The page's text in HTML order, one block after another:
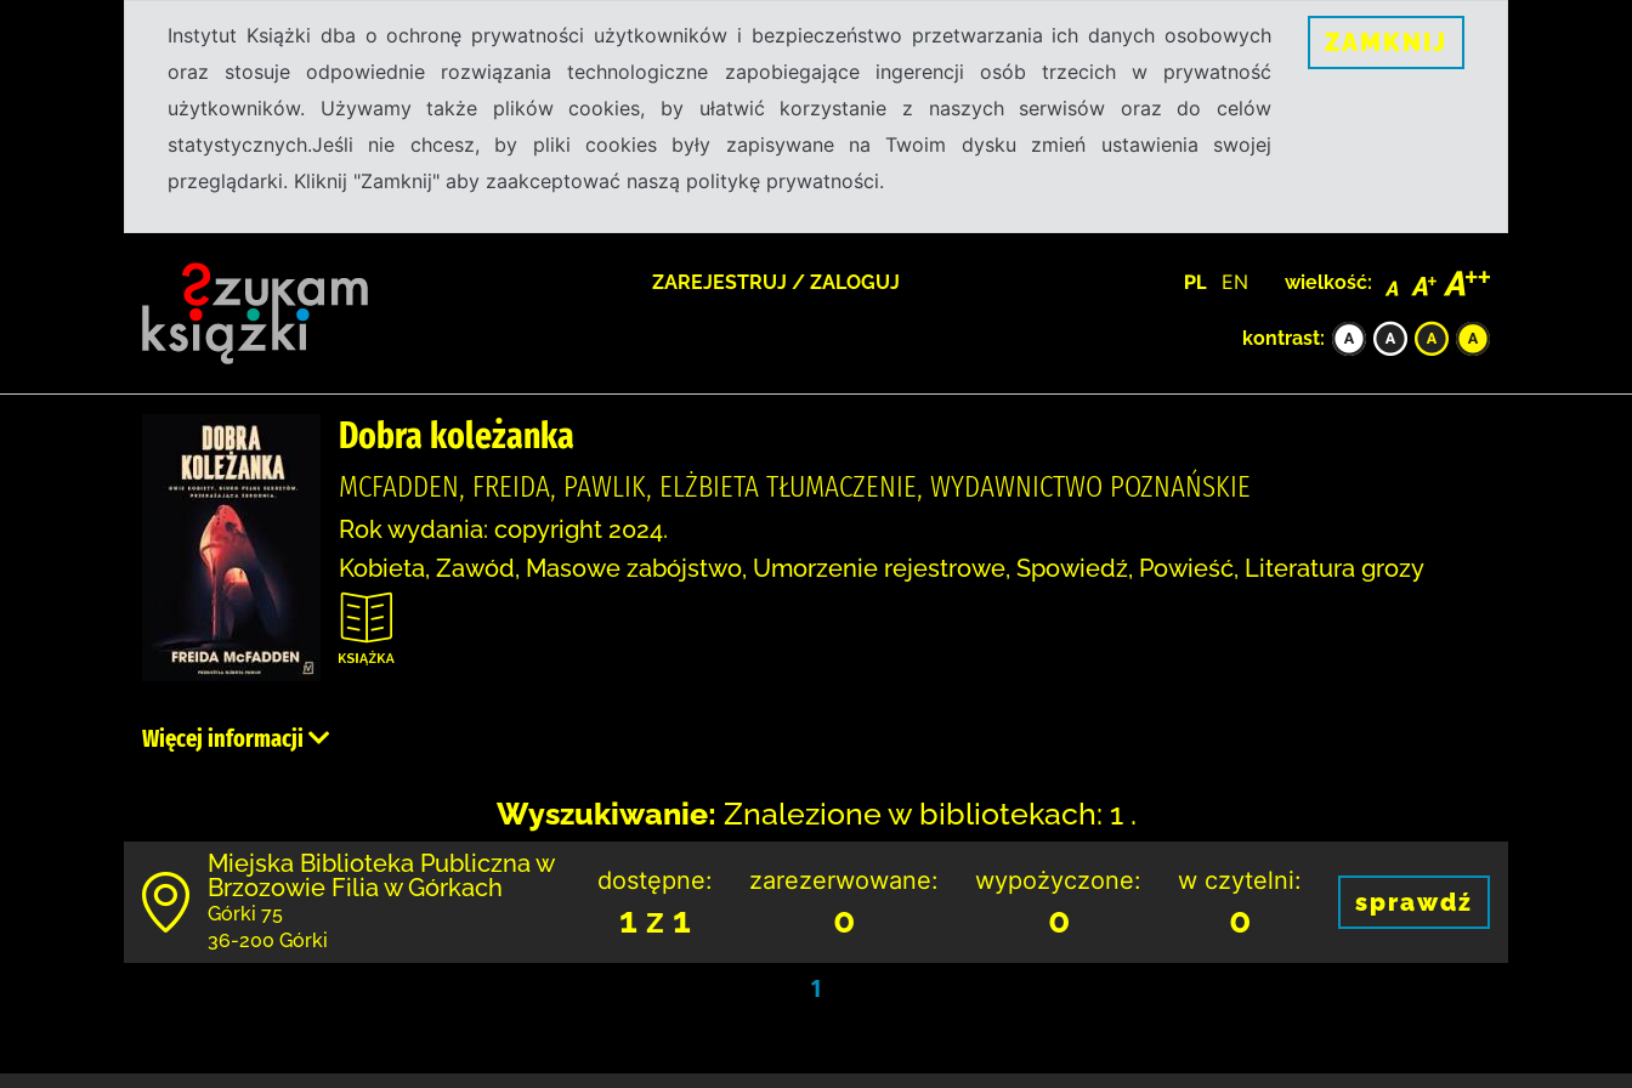
Instytut Książki dba o ochronę prywatności użytkowników i bezpieczeństwo przetwarzania ich danych osobowych
oraz stosuje odpowiednie rozwiązania technologiczne zapobiegające ingerencji osób trzecich w prywatność
użytkowników. Używamy także plików cookies, by ułatwić korzystanie z naszych serwisów oraz do celów
statystycznych.Jeśli nie chcesz, by pliki cookies były zapisywane na Twoim dysku zmień ustawienia swojej
przeglądarki. Kliknij "Zamknij" aby zaakceptować naszą politykę prywatności.
ZAMKNIJ
ZAREJESTRUJ / ZALOGUJ PL EN wielkość:
kontrast:
Dobra koleżanka
MCFADDEN, FREIDA, PAWLIK, ELŻBIETA TŁUMACZENIE, WYDAWNICTWO POZNAŃSKIE
Rok wydania: copyright 2024.
Kobieta, Zawód, Masowe zabójstwo, Umorzenie rejestrowe, Spowiedź, Powieść, Literatura grozy
Więcej informacji
Wyszukiwanie: Znalezione w bibliotekach: 1 .
Miejska Biblioteka Publiczna w
Brzozowie Filia w Górkach
Górki 75
36-200 Górki
dostępne:
1 z 1
zarezerwowane:
0
wypożyczone:
0
w czytelni:
0 sprawdź
1